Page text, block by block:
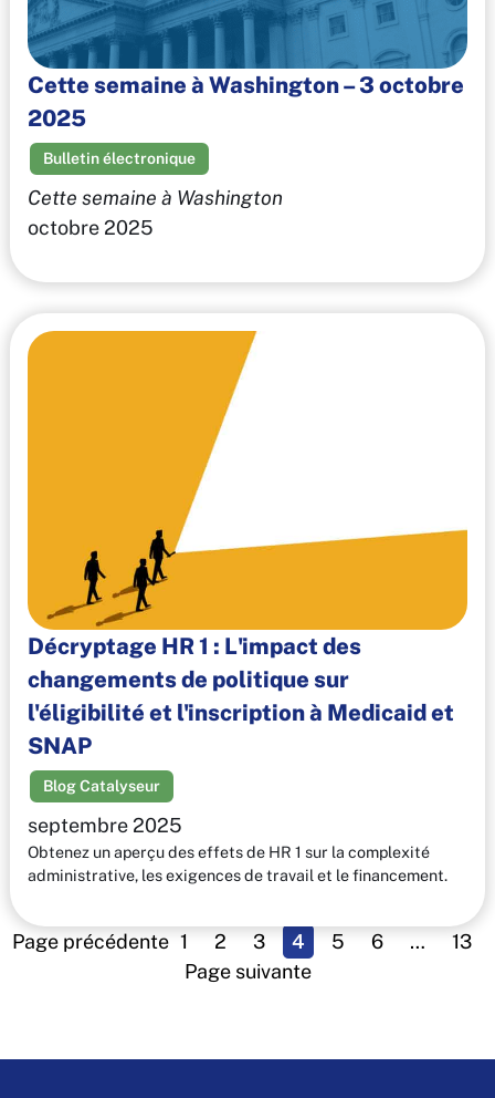
Cette semaine à Washington – 3 octobre
2025
Bulletin électronique
Cette semaine à Washington
octobre 2025
Décryptage HR 1 : L'impact des
changements de politique sur
l'éligibilité et l'inscription à Medicaid et
SNAP
Blog Catalyseur
septembre 2025
Obtenez un aperçu des effets de HR 1 sur la complexité
administrative, les exigences de travail et le financement.
Page précédente 1 2 3 4 5 6 …
13
Page suivante